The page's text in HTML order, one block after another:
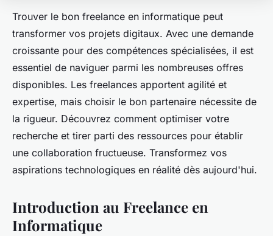
Trouver le bon freelance en informatique peut
transformer vos projets digitaux. Avec une demande
croissante pour des compétences spécialisées, il est
essentiel de naviguer parmi les nombreuses offres
disponibles. Les freelances apportent agilité et
expertise, mais choisir le bon partenaire nécessite de
la rigueur. Découvrez comment optimiser votre
recherche et tirer parti des ressources pour établir
une collaboration fructueuse. Transformez vos
aspirations technologiques en réalité dès aujourd'hui.
Introduction au Freelance en
Informatique